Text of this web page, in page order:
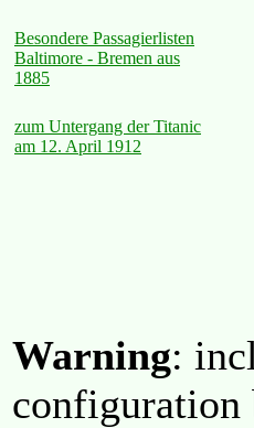
Besondere Passagierlisten
Baltimore - Bremen aus
1885
zum Untergang der Titanic
am 12. April 1912
Warning: